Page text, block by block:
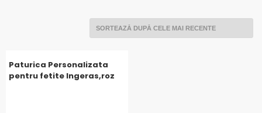
Paturica Personalizata
pentru fetite Ingeras,roz